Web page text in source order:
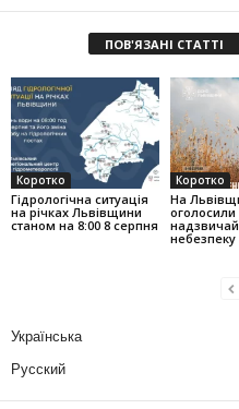
ПОВ'ЯЗАНІ СТАТТІ
Коротко
Гідрологічна ситуація
на річках Львівщини
станом на 8:00 8 серпня
Коротко
На
оголосили
небезпеку
Українська
Русский